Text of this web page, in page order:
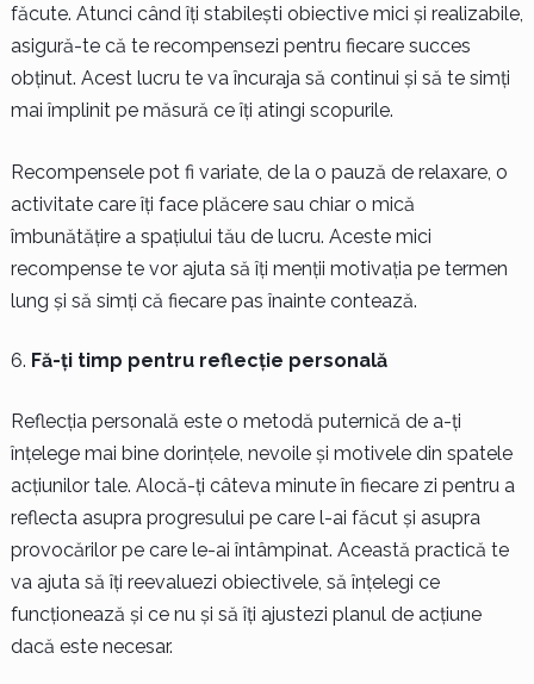
făcute. Atunci când îți stabilești obiective mici și realizabile,
asigură-te că te recompensezi pentru fiecare succes
obținut. Acest lucru te va încuraja să continui și să te simți
mai împlinit pe măsură ce îți atingi scopurile.
Recompensele pot fi variate, de la o pauză de relaxare, o
activitate care îți face plăcere sau chiar o mică
îmbunătățire a spațiului tău de lucru. Aceste mici
recompense te vor ajuta să îți menții motivația pe termen
lung și să simți că fiecare pas înainte contează.
Fă-ți timp pentru reflecție personală
Reflecția personală este o metodă puternică de a-ți
înțelege mai bine dorințele, nevoile și motivele din spatele
acțiunilor tale. Alocă-ți câteva minute în fiecare zi pentru a
reflecta asupra progresului pe care l-ai făcut și asupra
provocărilor pe care le-ai întâmpinat. Această practică te
va ajuta să îți reevaluezi obiectivele, să înțelegi ce
funcționează și ce nu și să îți ajustezi planul de acțiune
dacă este necesar.